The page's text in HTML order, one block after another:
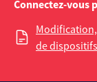
Connectez-vous
de